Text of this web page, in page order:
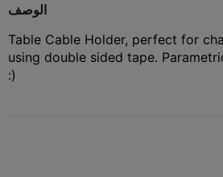
الوصف
Table Cable Holder, perfect for
using double sided tape.
:)